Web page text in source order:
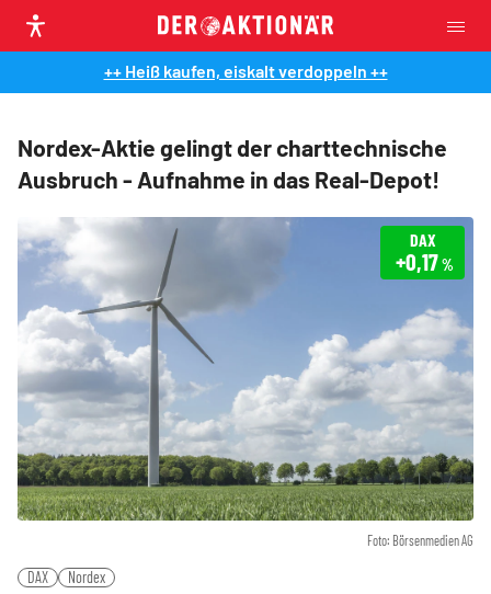
++ Heiß kaufen, eiskalt verdoppeln ++
Nordex-Aktie gelingt der charttechnische
Ausbruch - Aufnahme in das Real-Depot!
Foto: Börsenmedien AG
DAX
+0,17%
DAX Nordex